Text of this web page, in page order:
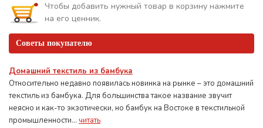
Чтобы добавить нужный товар в корзину нажмите
на его ценник.
Советы покупателю
Домашний текстиль из бамбука
Относительно недавно появилась новинка на рынке – это домашний
текстиль из бамбука. Для большинства такое название звучит
неясно и как-то экзотически, но бамбук на Востоке в текстильной
промышленности... читать